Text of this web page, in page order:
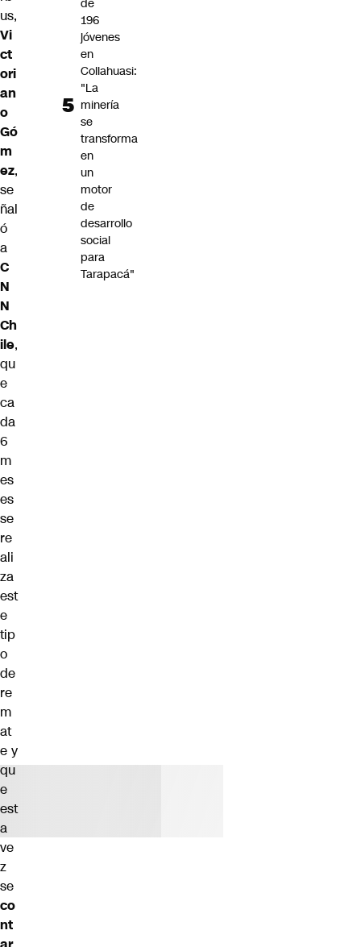
us,
Vi
ct
ori
an
o
Gó
m
ez,
se
ñal
ó
a
C
N
N
Ch
ile,
qu
e
ca
da
6
m
es
es
se
re
ali
za
est
e
tip
o
de
re
m
at
e y
qu
e
est
a
ve
z
se
co
nt
de
196
jóvenes
en
Collahuasi:
"La
minería
se
transforma
en
un
motor
de
desarrollo
social
para
Tarapacá"